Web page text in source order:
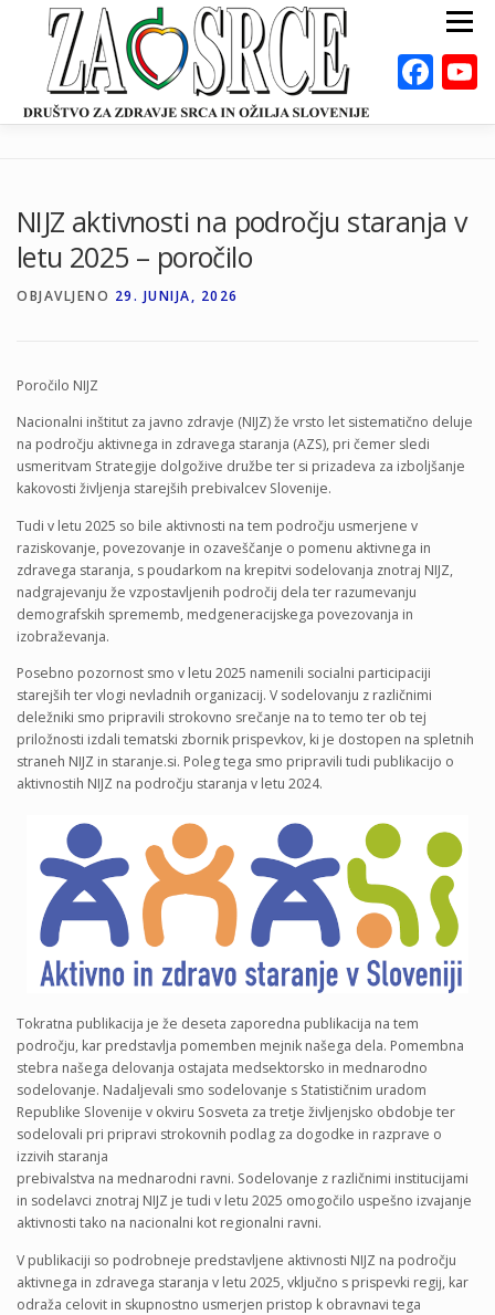
Preskoči
Meni
DEJAVNOSTI ODKLOP-I VAROVALNA ŽIVILA
DOGODKI
NIJZ aktivnosti na področju staranja v
letu 2025 – poročilo
OBJAVLJENO 29. JUNIJA, 2026
Poročilo NIJZ
Nacionalni inštitut za javno zdravje (NIJZ) že vrsto let sistematično deluje
na področju aktivnega in zdravega staranja (AZS), pri čemer sledi
usmeritvam Strategije dolgožive družbe ter si prizadeva za izboljšanje
kakovosti življenja starejših prebivalcev Slovenije.
Tudi v letu 2025 so bile aktivnosti na tem področju usmerjene v
raziskovanje, povezovanje in ozaveščanje o pomenu aktivnega in
zdravega staranja, s poudarkom na krepitvi sodelovanja znotraj NIJZ,
nadgrajevanju že vzpostavljenih področij dela ter razumevanju
demografskih sprememb, medgeneracijskega povezovanja in
izobraževanja.
Posebno pozornost smo v letu 2025 namenili socialni participaciji
starejših ter vlogi nevladnih organizacij. V sodelovanju z različnimi
deležniki smo pripravili strokovno srečanje na to temo ter ob tej
priložnosti izdali tematski zbornik prispevkov, ki je dostopen na spletnih
straneh NIJZ in staranje.si. Poleg tega smo pripravili tudi publikacijo o
aktivnostih NIJZ na področju staranja v letu 2024.
Tokratna publikacija je že deseta zaporedna publikacija na tem
področju, kar predstavlja pomemben mejnik našega dela. Pomembna
stebra našega delovanja ostajata medsektorsko in mednarodno
sodelovanje. Nadaljevali smo sodelovanje s Statističnim uradom
Republike Slovenije v okviru Sosveta za tretje življenjsko obdobje ter
sodelovali pri pripravi strokovnih podlag za dogodke in razprave o
izzivih staranja
prebivalstva na mednarodni ravni. Sodelovanje z različnimi institucijami
in sodelavci znotraj NIJZ je tudi v letu 2025 omogočilo uspešno izvajanje
aktivnosti tako na nacionalni kot regionalni ravni.
V publikaciji so podrobneje predstavljene aktivnosti NIJZ na področju
aktivnega in zdravega staranja v letu 2025, vključno s prispevki regij, kar
odraža celovit in skupnostno usmerjen pristop k obravnavi tega